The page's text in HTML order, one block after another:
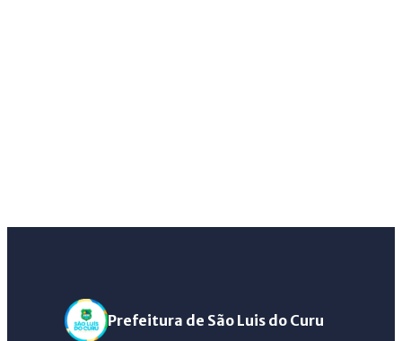
Prefeitura de São Luis do Curu